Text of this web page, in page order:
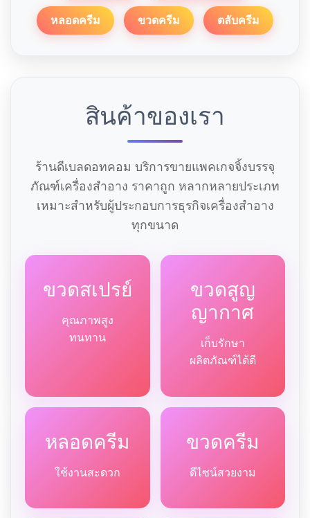
หลอดครีม ขวดครีม ตลับครีม
สินค้าของเรา
ร้านดีเบลดอทคอม บริการขายแพคเกจจิ้งบรรจุ
ภัณฑ์เครื่องสำอาง ราคาถูก หลากหลายประเภท
เหมาะสำหรับผู้ประกอบการธุรกิจเครื่องสำอาง
ทุกขนาด
ขวดสเปรย์
คุณภาพสูง
ทนทาน
ขวดสูญ
ญากาศ
เก็บรักษา
ผลิตภัณฑ์ได้ดี
หลอดครีม
ใช้งานสะดวก
ขวดครีม
ดีไซน์สวยงาม